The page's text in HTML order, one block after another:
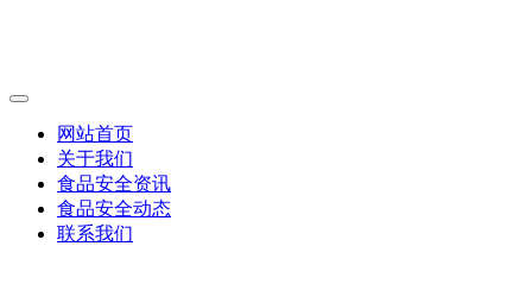
网站首页
关于我们
食品安全资讯
食品安全动态
联系我们